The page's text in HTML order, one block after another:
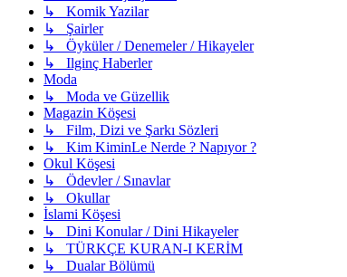
↳ Komik Yazilar
↳ Şairler
↳ Öyküler / Denemeler / Hikayeler
↳ Ilginç Haberler
Moda
↳ Moda ve Güzellik
Magazin Köşesi
↳ Film, Dizi ve Şarkı Sözleri
↳ Kim KiminLe Nerde ? Napıyor ?
Okul Köşesi
↳ Ödevler / Sınavlar
↳ Okullar
İslami Köşesi
↳ Dini Konular / Dini Hikayeler
↳ TÜRKÇE KURAN-I KERİM
↳ Dualar Bölümü